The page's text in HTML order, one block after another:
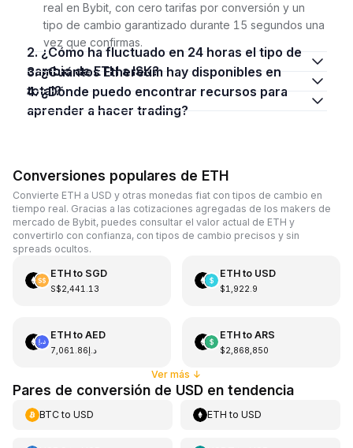
real en Bybit, con cero tarifas por conversión y un
tipo de cambio garantizado durante 15 segundos una
vez que confirmas.
2. ¿Cómo ha fluctuado en 24 horas el tipo de
cambio de ETH a ISK?
3. ¿Cuántos Ethereum hay disponibles en
total?
4. ¿Dónde puedo encontrar recursos para
aprender a hacer trading?
Conversiones populares de ETH
Convierte ETH a USD y otras monedas fiat con tipos de cambio en
tiempo real. Gracias a las cotizaciones agregadas de los makers de
mercado de Bybit, puedes consultar el valor actual de ETH y
convertirlo con confianza, con tipos de cambio precisos y sin
spreads ocultos.
ETHto SGD
S$2,441.13
ETHto USD
$1,922.9
ETHto AED
د.إ7,061.86
ETHto ARS
$2,868,850
Ver más ↓
Pares de conversión de USD en tendencia
BTCto USD ETH toUSD